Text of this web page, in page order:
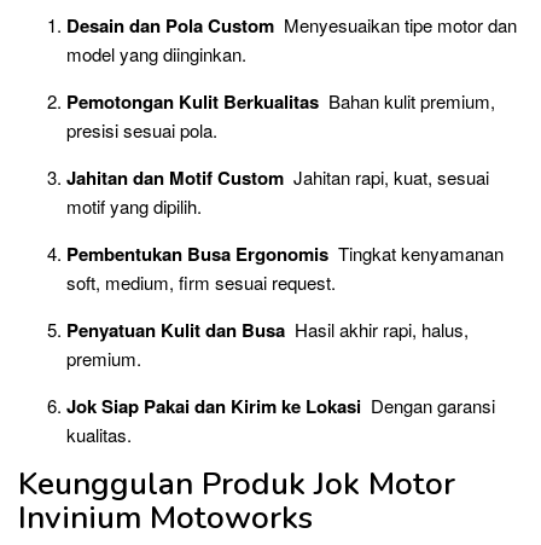
Desain dan Pola Custom Menyesuaikan tipe motor dan
model yang diinginkan.
Pemotongan Kulit Berkualitas Bahan kulit premium,
presisi sesuai pola.
Jahitan dan Motif Custom Jahitan rapi, kuat, sesuai
motif yang dipilih.
Pembentukan Busa Ergonomis Tingkat kenyamanan
soft, medium, firm sesuai request.
Penyatuan Kulit dan Busa Hasil akhir rapi, halus,
premium.
Jok Siap Pakai dan Kirim ke Lokasi Dengan garansi
kualitas.
Keunggulan Produk Jok Motor
Invinium Motoworks